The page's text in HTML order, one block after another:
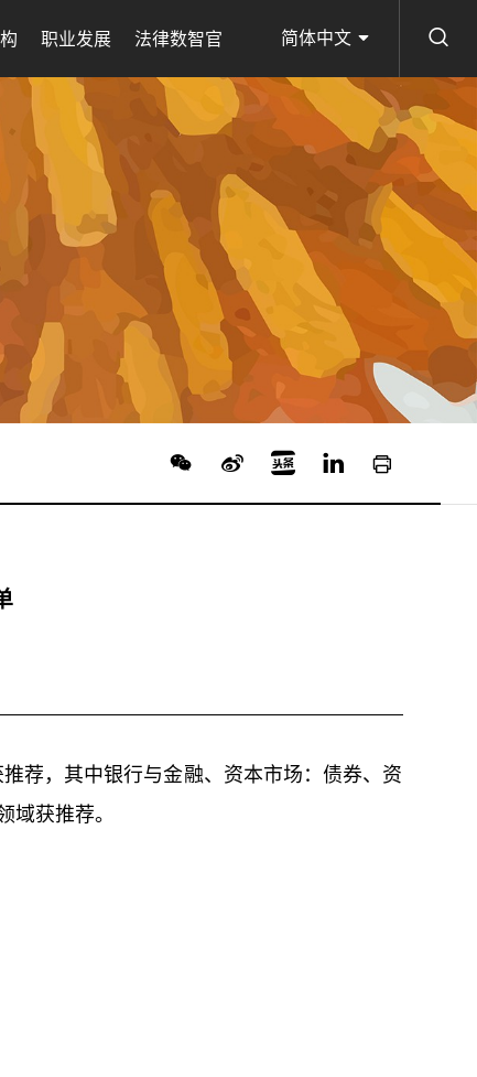
职业发展 法律数智官 简体中文
荐，其中银行与金融、资本市场：债券、资
域获推荐。